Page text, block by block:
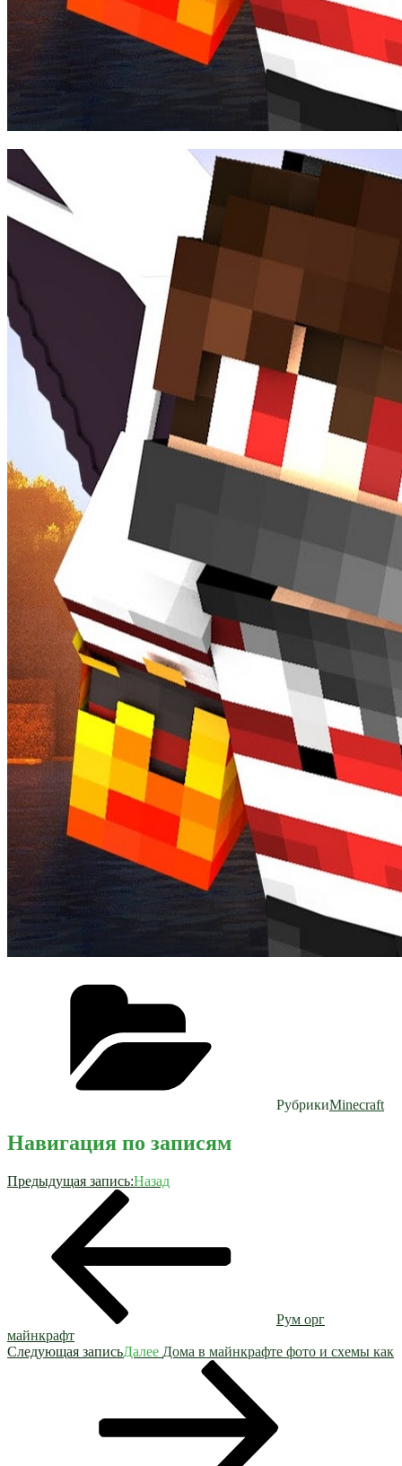
РубрикиMinecraft
Навигация по записям
Предыдущая запись:Назад
Рум орг
майнкрафт
Следующая записьДалее Дома в майнкрафте фото и схемы как